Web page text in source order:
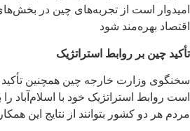
امیدوار است از تجربه‌های چین در
اقتصاد بهره‌مند شود
تأکید چین بر روابط استراتژیک
سخنگوی وزارت خارجه چین همچنین تأکید
است روابط استراتژیک خود با اسلام‌آباد را
مردم هر دو کشور بتوانند از نتایج این